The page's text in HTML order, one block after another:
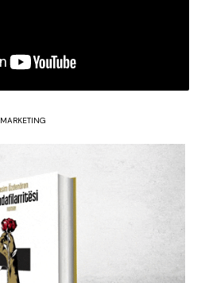
MARKETING